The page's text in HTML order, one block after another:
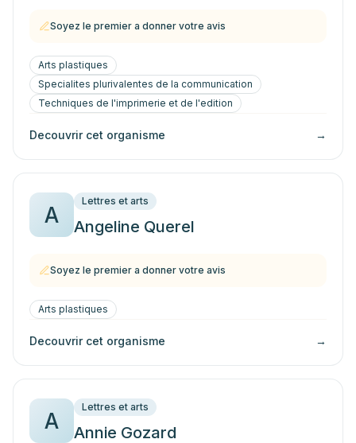
Soyez le premier a donner votre avis
Arts plastiques
Specialites plurivalentes de la communication
Techniques de l'imprimerie et de l'edition
Decouvrir cet organisme →
A
Lettres et arts
Angeline Querel
Soyez le premier a donner votre avis
Arts plastiques
Decouvrir cet organisme →
A
Lettres et arts
Annie Gozard